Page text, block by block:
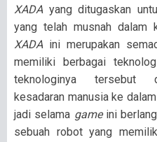
XADA yang ditugaskan
yang telah musnah dalam
XADA ini merupakan
memiliki berbagai
teknologinya tersebut
kesadaran manusia ke
jadi selama game ini
sebuah robot yang